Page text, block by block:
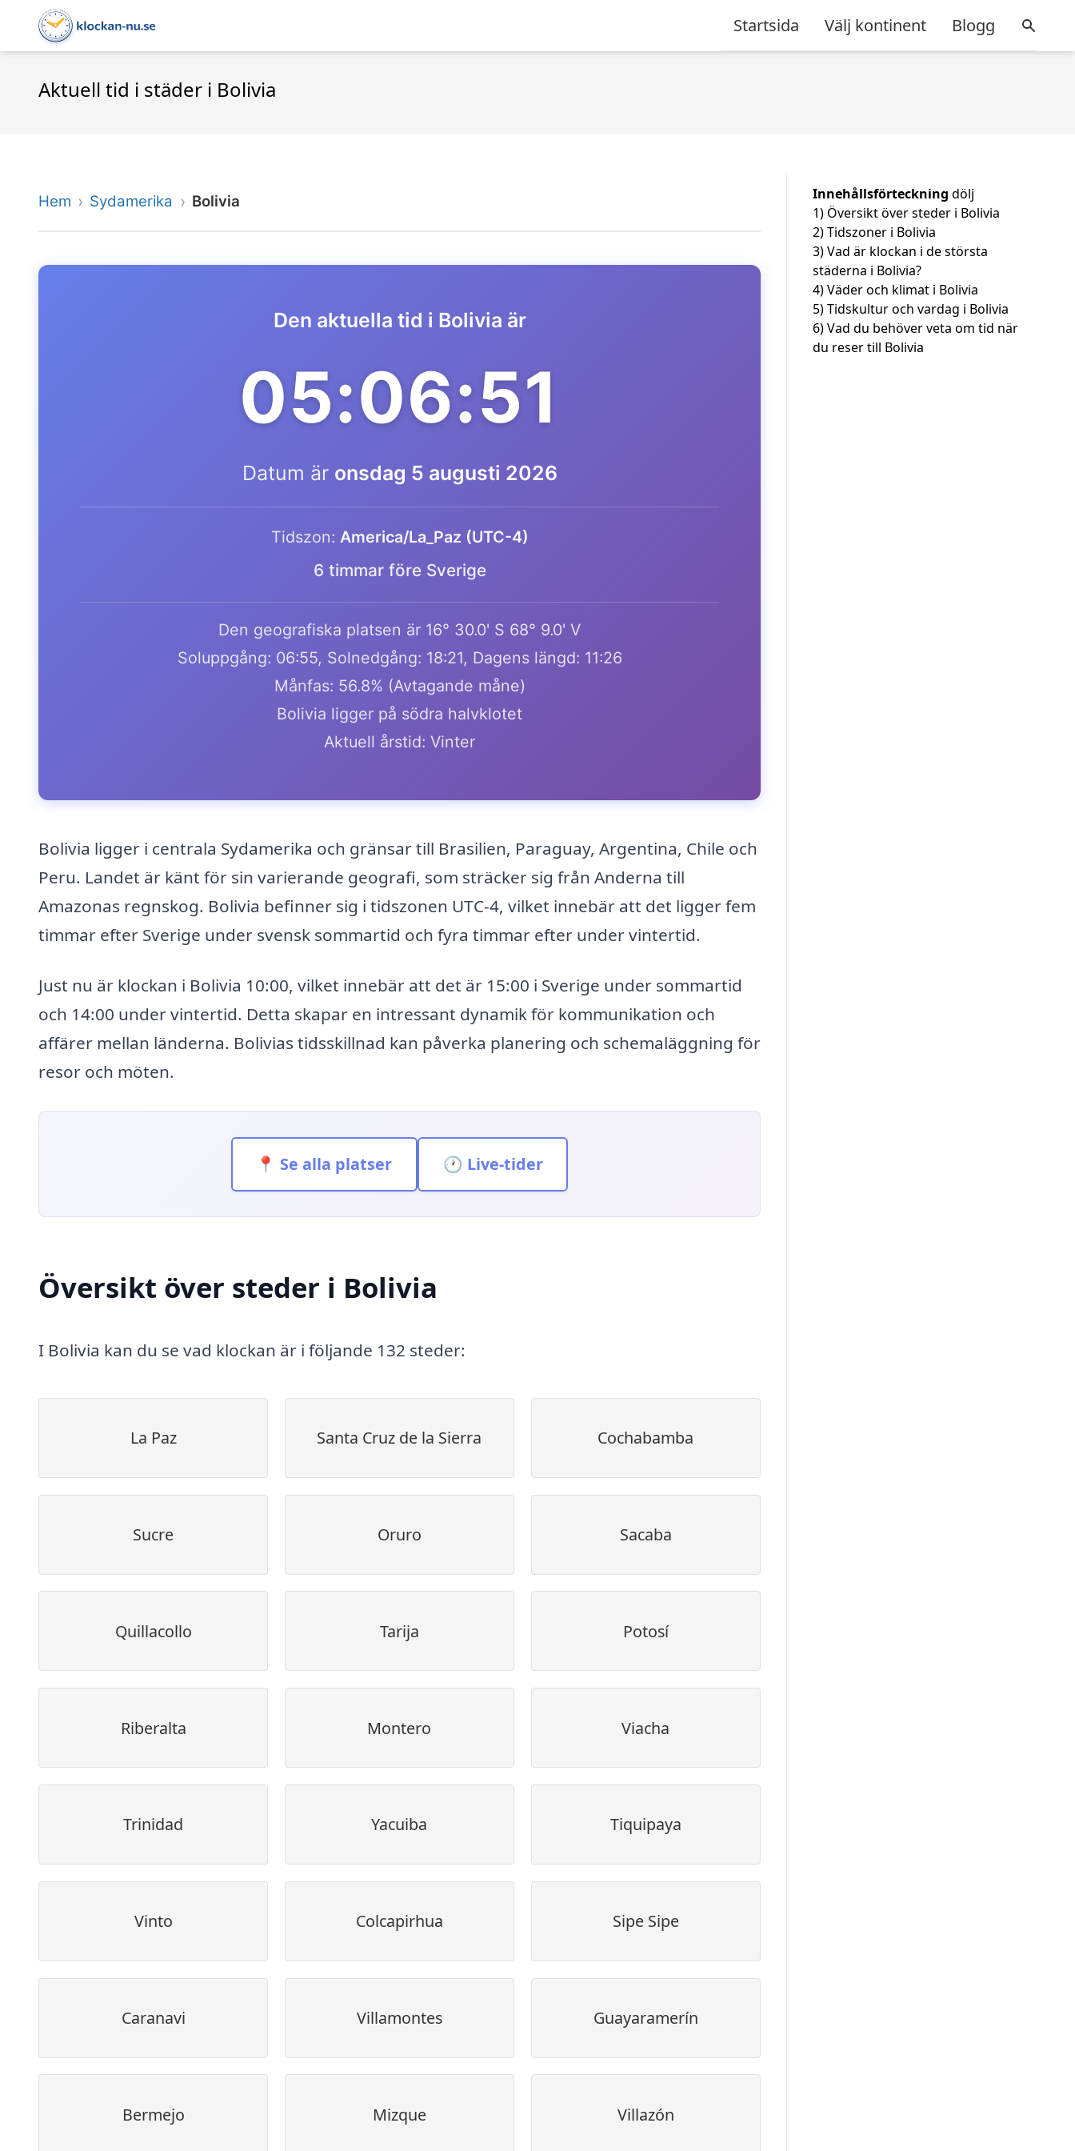
Startsida Välj kontinent Blogg
Aktuell tid i städer i Bolivia
Hem Sydamerika Bolivia
Den aktuella tid i Bolivia är
05:06:51
Datum är onsdag 5 augusti 2026
Tidszon: America/La_Paz (UTC-4)
6 timmar före Sverige
Den geografiska platsen är 16° 30.0' S 68° 9.0' V
Soluppgång: 06:55, Solnedgång: 18:21, Dagens längd: 11:26
Månfas: 56.8% (Avtagande måne)
Bolivia ligger på södra halvklotet
Aktuell årstid: Vinter
Bolivia ligger i centrala Sydamerika och gränsar till Brasilien, Paraguay, Argentina, Chile och
Peru. Landet är känt för sin varierande geografi, som sträcker sig från Anderna till
Amazonas regnskog. Bolivia befinner sig i tidszonen UTC-4, vilket innebär att det ligger fem
timmar efter Sverige under svensk sommartid och fyra timmar efter under vintertid.
Just nu är klockan i Bolivia 10:00, vilket innebär att det är 15:00 i Sverige under sommartid
och 14:00 under vintertid. Detta skapar en intressant dynamik för kommunikation och
affärer mellan länderna. Bolivias tidsskillnad kan påverka planering och schemaläggning för
resor och möten.
📍 Se alla platser 🕐 Live-tider
Översikt över steder i Bolivia
I Bolivia kan du se vad klockan är i följande 132 steder:
La Paz Santa Cruz de la Sierra Cochabamba
Sucre Oruro Sacaba
Quillacollo Tarija Potosí
Riberalta Montero Viacha
Trinidad Yacuiba Tiquipaya
Vinto Colcapirhua Sipe Sipe
Caranavi Villamontes Guayaramerín
Bermejo Mizque Villazón
Innehållsförteckning dölj
1) Översikt över steder i Bolivia
2)Tidszoner i Bolivia
3)Vad är klockan i de största
städerna i Bolivia?
4)Väder och klimat i Bolivia
5)Tidskultur och vardag i Bolivia
6)Vad du behöver veta om tid när
du reser till Bolivia